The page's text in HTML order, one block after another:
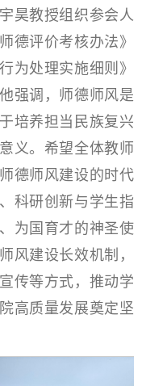
昊教授组织参会人
德评价考核办法》
为处理实施细则》
强调，师德师风是
培养担当民族复兴
义。希望全体教师
德师风建设的时代
科研创新与学生指
为国育才的神圣使
风建设长效机制，
传等方式，推动学
高质量发展奠定坚